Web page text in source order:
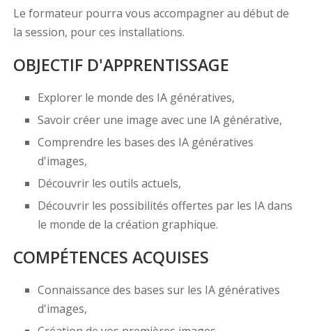
Le formateur pourra vous accompagner au début de
la session, pour ces installations.
OBJECTIF D'APPRENTISSAGE
Explorer le monde des IA génératives,
Savoir créer une image avec une IA générative,
Comprendre les bases des IA génératives
d'images,
Découvrir les outils actuels,
Découvrir les possibilités offertes par les IA dans
le monde de la création graphique.
COMPÉTENCES ACQUISES
Connaissance des bases sur les IA génératives
d'images,